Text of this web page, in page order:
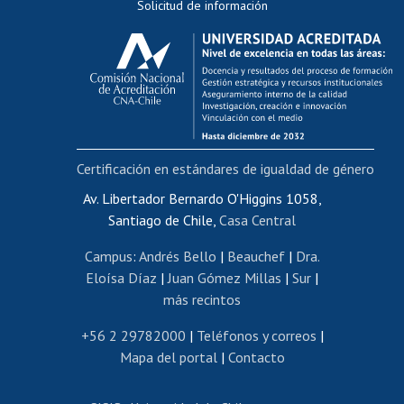
Evaluación docente
Calificación académica
Postulación al AUCAI
Funcionarias/os
Cursos internos de capacitación
Bienestar del personal
Portal de movilidad interna
Certificado de renta
Certificado de renta honorarios
Editar páginas blancas
Extranjeras/os
Revalidación y reconocimiento de títulos
Postulación al Programa de Movilidad Estudiantil
Solicitud de información
Av. Libertador Bernardo O'Higgins 1058,
Santiago de Chile, Casa Central
Campus: Andrés Bello | Beauchef| Dra.
Eloísa Díaz |Juan Gómez Millas | Sur |
más recintos
+56 2 29782000 | Teléfonos y correos |
Mapa del portal| Contacto
Certificación en estándares de igualdad de género